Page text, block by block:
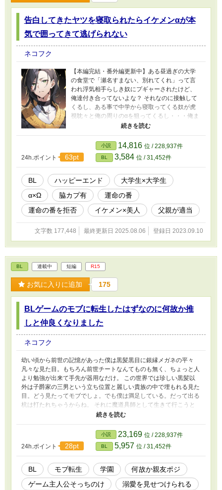
告白してきたヤツを寝取られたらイケメンαが本
気で囲ってきて逃げられない
ネコフク
【本編完結・番外編更新中】ある昼過ぎの大学
の食堂で「瀬名すまない、別れてくれ」って言
われ浮気相手らしき奴にプギャーされたけど、
俺達付き合ってないよな？ それなのに接触して
くるし、ある事で中学から寝取ってくる奴が虎
視眈々と俺の周りのαを狙ってくるし・・・俺ま
だ誰とも付き合う気ないんですけど⁉ だからちょ
も立たないくらい囲ってやる」って物理的に囲
わないで！ 父親の研究の被験者の為に誰とも付
き合わないΩが７年待ち続けているαに囲われち
ゃう話。脇カプ有。 オメガバース。α×Ω ※この
話の主人公は短編「番に囲われ逃げられない」
と同じ高校出身で短編から２年後の話になりま
すが交わる事が無い話なのでこちらだけでお楽
しみいただけます。 ※大体２日に一度更新して
います。たまに毎日。閑話は文字数が少ないの
でその時は本編と一緒に投稿します。 ※本編が
完結したので11/6から番外編を２日に一度更新
します。
24h.ポイント 63pt
小説 14,816 位 / 228,937件
BL 3,584 位 / 31,452件
BL ハッピーエンド
大学生×大学生
α×Ω
脇カプ有
運命の番
運命の番を拒否
イケメン×美人 父親が適当
文字数 177,448 最終更新日 2025.08.06 登録日 2023.09.10
BL 連載中 短編 R15
お気に入りに追加 175
BLゲームのモブに転生したはずなのに何故か推
しと仲良くなりました
ネコフク
幼い頃から前世の記憶があった僕は黒髪黒目に銀縁メガネの平々
凡々な見た目。もちろん前世チートなんてものも無く、ちょっと人
より勉強が出来て手先が器用なだけ。 この世界では珍しい黒髪以
外は子爵家の三男という立ち位置と麗しい貴族の中で埋もれる見た
目。どう見たってモブでしょ。でも僕は満足している。だって出る
杭は打たれちゃうからね。 それに魔道具師として生きて行こうと
思っているから社交には最低限出るだけでいいし。出ても背景にな
るから問題無し！ それにこの世界は前世でプレイしていたBLゲー
ム「麗しの花に舞う蝶」の舞台！モブとして背景になり主人公と攻
略対象のイチャラブを堪能する所存！ ・・・そう思っていたのに
何故攻略対象達と仲良くなって側にいるんでしょうか？ しかも主
人公そっちのけで攻略対象同士でイチャイチャ・・・・・・おや？
もしかしてこんなに間近で攻略対象の絡みを見れるって物凄く良い
位置にいるのでは？なんか主人公転生者っぽくってめんどくさい
し。さあ、今日もどんどんイチャコラして下さい！ BLゲームに出
24h.ポイント 28pt
小説 23,169 位 / 228,937件
BL 5,957 位 / 31,452件
BL モブ転生 学園
何故か親友ポジ
ゲーム主人公そっちのけ
溺愛を見せつけられる